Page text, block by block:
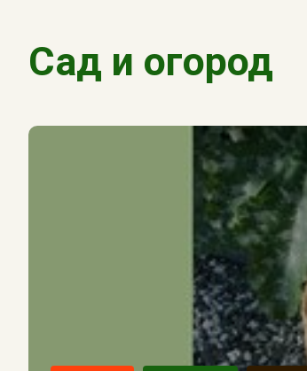
Сад и огород